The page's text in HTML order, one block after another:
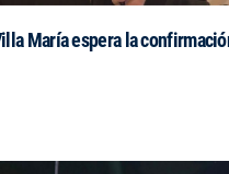
María espera la